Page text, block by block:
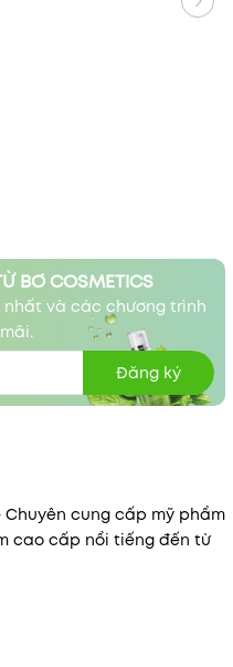
BƠ COSMETICS
và các chương trình
Đăng ký
Chuyên cung cấp mỹ phẩm
cao cấp nổi tiếng đến từ